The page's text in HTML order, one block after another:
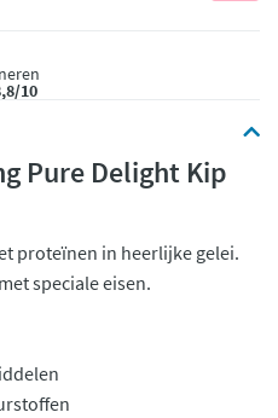
10
Pure Delight Kip
proteïnen in heerlijke gelei.
speciale eisen.